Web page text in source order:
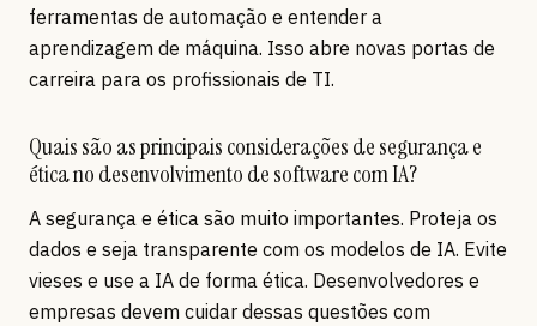
ferramentas de automação e entender a
aprendizagem de máquina. Isso abre novas portas de
carreira para os profissionais de TI.
Quais são as principais considerações de segurança e
ética no desenvolvimento de software com IA?
A segurança e ética são muito importantes. Proteja os
dados e seja transparente com os modelos de IA. Evite
vieses e use a IA de forma ética. Desenvolvedores e
empresas devem cuidar dessas questões com